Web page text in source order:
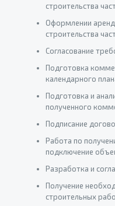
строительства
Оформлении
строительства
Согласование
Подготовка
календарного
Подготовка и
полученного
Подписание
Работа по
подключение
Разработка и
Получение
строительных